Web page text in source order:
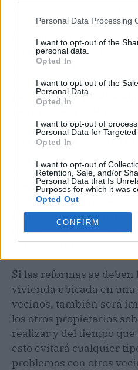
Personal Data Processing
I want to opt-out of the
personal data.
Opted In
I want to opt-out of the
Personal Data.
Opted In
I want to opt-out of
Personal Data for Targeted
Opted In
I want to opt-out of
Retention, Sale, and/or
Personal Data that Is
Purposes for which it was
Opted Out
CONFIRM
Las personas tampoco
estos permisos y
empresa de reformas,
mismosgestionarán
necesarios
se realizará de la forma
solicitado por las
Además, los requisitos
licencias pueden
Ayuntamiento, por eso
mantiene al tanto para
rápido posible y
construcción.
Si las reformas se deben
vivienda ubicada en
vecinos, también será
los otros propietarios
realizar y del tiempo
esto evitará cualquier
problemas con otros